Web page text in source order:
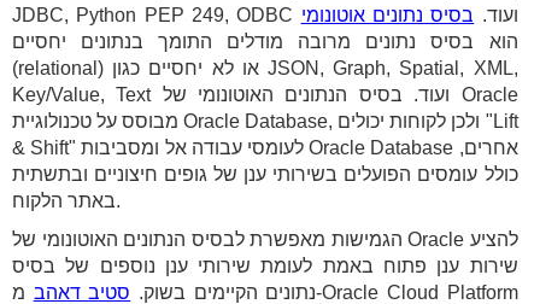
JDBC, Python PEP 249, ODBC ועוד. בסיס נתונים אוטונומי
הוא בסיס נתונים מרובה מודלים התומך בנתונים יחסיים
(relational) או לא יחסיים כגון JSON, Graph, Spatial, XML,
Key/Value, Text ועוד. בסיס הנתונים האוטונומי של Oracle
מבוסס על טכנולוגיית Oracle Database, ולכן לקוחות יכולים "Lift
& Shift" לעומסי עבודה אל ומסביבות Oracle Database אחרים,
כולל עומסים הפועלים בשירותי ענן של גופים חיצוניים ובתשתית
באתר הלקוח.
הגמישות מאפשרת לבסיס הנתונים האוטונומי של Oracle להציע
שירות ענן פתוח באמת לעומת שירותי ענן נוספים של בסיס
נתונים הקיימים בשוק. סטיב דאהב מ-Oracle Cloud Platform